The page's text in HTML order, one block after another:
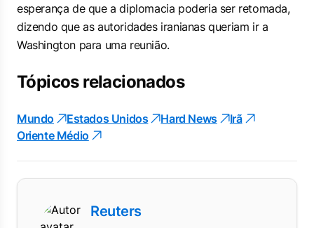
esperança de que a diplomacia poderia ser retomada,
dizendo que as autoridades iranianas queriam ir a
Washington para uma reunião.
Tópicos relacionados
Mundo Estados Unidos Hard News
Irã
Oriente Médio
Reuters